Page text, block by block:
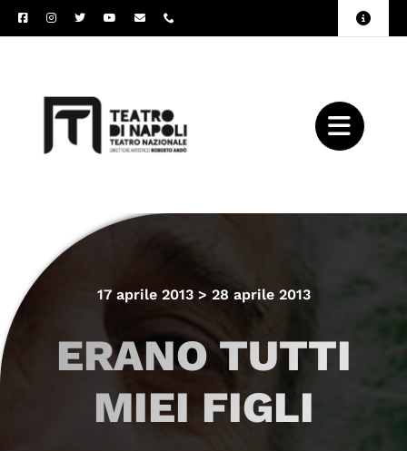
Salta
al
Toggle
17 aprile 2013 > 28 aprile 2013
ERANO TUTTI
MIEI FIGLI